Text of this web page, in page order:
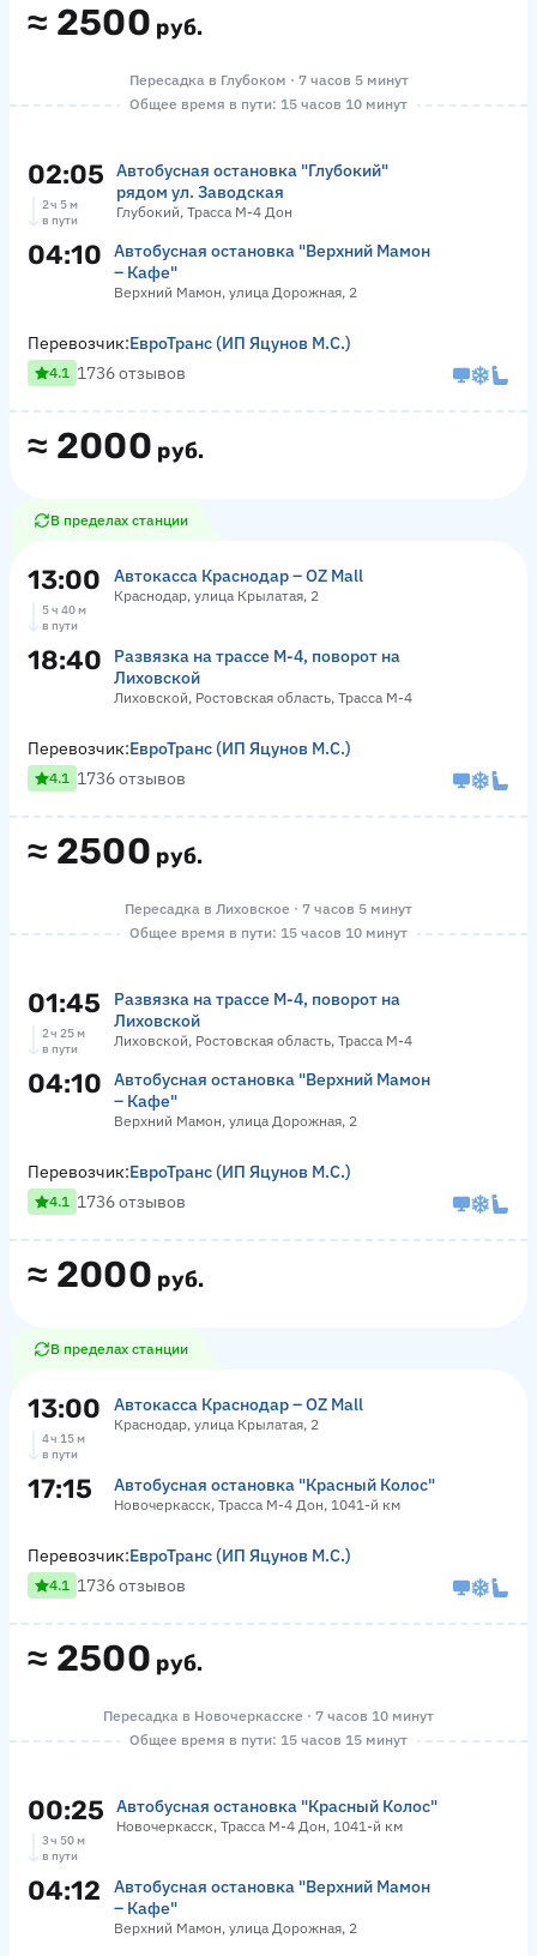
≈ 2500 руб.
Пересадка в Глубоком · 7 часов 5 минут
Общее время в пути: 15 часов 10 минут
02:05
Автобусная остановка "Глубокий"
рядом ул. Заводская
Глубокий, Трасса М-4 Дон
2 ч 5 м
в пути
04:10
Автобусная остановка "Верхний Мамон
– Кафе"
Верхний Мамон, улица Дорожная, 2
≈ 2000 руб.
Перевозчик:ЕвроТранс (ИП Яцунов М.С.)
4.1 1736 отзывов
В пределах станции
13:00 Автокасса Краснодар – OZ Mall
Краснодар, улица Крылатая, 2
5 ч 40 м
в пути
18:40
Развязка на трассе М-4, поворот на
Лиховской
Лиховской, Ростовская область, Трасса М-4
≈ 2500 руб.
Перевозчик:ЕвроТранс (ИП Яцунов М.С.)
4.1 1736 отзывов
Пересадка в Лиховское · 7 часов 5 минут
Общее время в пути: 15 часов 10 минут
01:45
Развязка на трассе М-4, поворот на
Лиховской
Лиховской, Ростовская область, Трасса М-4
2 ч 25 м
в пути
04:10
Автобусная остановка "Верхний Мамон
– Кафе"
Верхний Мамон, улица Дорожная, 2
≈ 2000 руб.
Перевозчик:ЕвроТранс (ИП Яцунов М.С.)
4.1 1736 отзывов
В пределах станции
13:00 Автокасса Краснодар – OZ Mall
Краснодар, улица Крылатая, 2
4 ч 15 м
в пути
17:15 Автобусная остановка "Красный Колос"
Новочеркасск, Трасса М-4 Дон, 1041-й км
≈ 2500 руб.
Перевозчик:ЕвроТранс (ИП Яцунов М.С.)
4.1 1736 отзывов
Пересадка в Новочеркасске · 7 часов 10 минут
Общее время в пути: 15 часов 15 минут
00:25 Автобусная остановка "Красный Колос"
Новочеркасск, Трасса М-4 Дон, 1041-й км
3 ч 50 м
в пути
04:12
Автобусная остановка "Верхний Мамон
– Кафе"
Верхний Мамон, улица Дорожная, 2